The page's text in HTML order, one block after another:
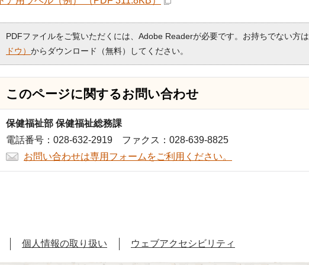
PDFファイルをご覧いただくには、Adobe Readerが必要です。お持ちでない方は
ドウ） からダウンロード（無料）してください。
このページに関するお問い合わせ
保健福祉部 保健福祉総務課
電話番号：028-632-2919 ファクス：028-639-8825
お問い合わせは専用フォームをご利用ください。
個人情報の取り扱い ウェブアクセシビリティ